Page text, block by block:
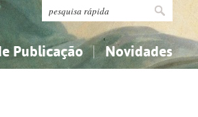
Publicação Novidades